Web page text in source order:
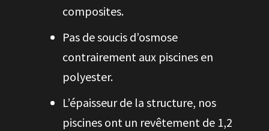
composites.
Pas de soucis d’osmose
contrairement aux piscines en
polyester.
L’épaisseur de la structure, nos
piscines ont un revêtement de 1,2